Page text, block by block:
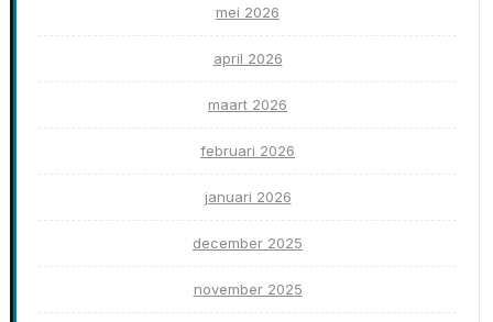
mei 2026
april 2026
maart 2026
februari 2026
januari 2026
december 2025
november 2025